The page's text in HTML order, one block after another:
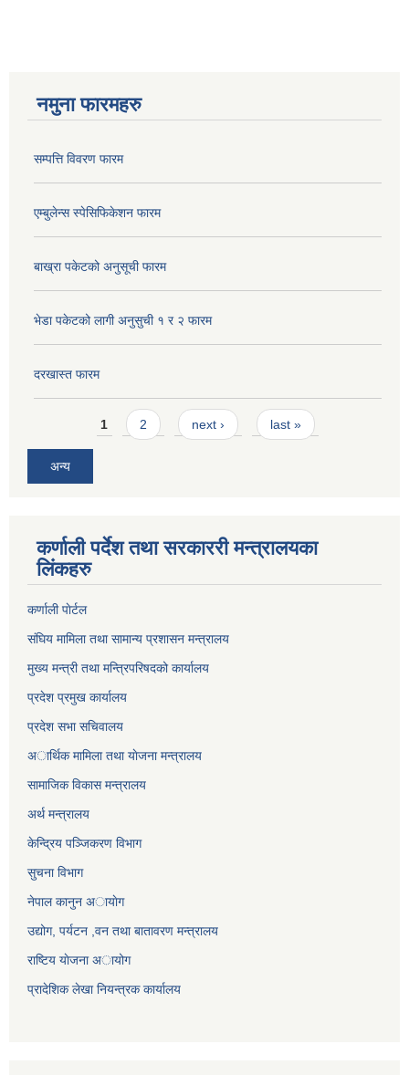
नमुना फारमहरु
सम्पत्ति विवरण फारम
एम्बुलेन्स स्पेसिफिकेशन फारम
बाख्रा पकेटको अनुसूची फारम
भेडा पकेटको लागी अनुसुची १ र २ फारम
दरखास्त फारम
Pages1 2 next › last »
अन्य
कर्णाली पर्देश तथा सरकाररी मन्त्रालयका
लिंकहरु
कर्णाली पाेर्टल
संघिय मामिला तथा सामान्य प्रशासन मन्त्रालय
मुख्य मन्त्री तथा मन्त्रिपरिषदको कार्यालय
प्रदेश प्रमुख कार्यालय
प्रदेश सभा सचिवालय
अार्थिक मामिला तथा याेजना मन्त्रालय
सामाजिक विकास मन्त्रालय
अर्थ मन्त्रालय
केन्द्रिय पञ्जिकरण विभाग
सुचना विभाग
नेपाल कानुन अायाेग
उद्योग, पर्यटन ,वन तथा बातावरण मन्त्रालय
राष्टिय याेजना अायोग
प्रादेशिक लेखा नियन्त्रक कार्यालय